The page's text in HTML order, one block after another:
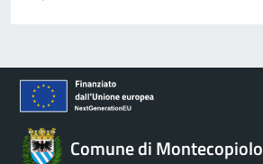
Comune di Montecopiolo